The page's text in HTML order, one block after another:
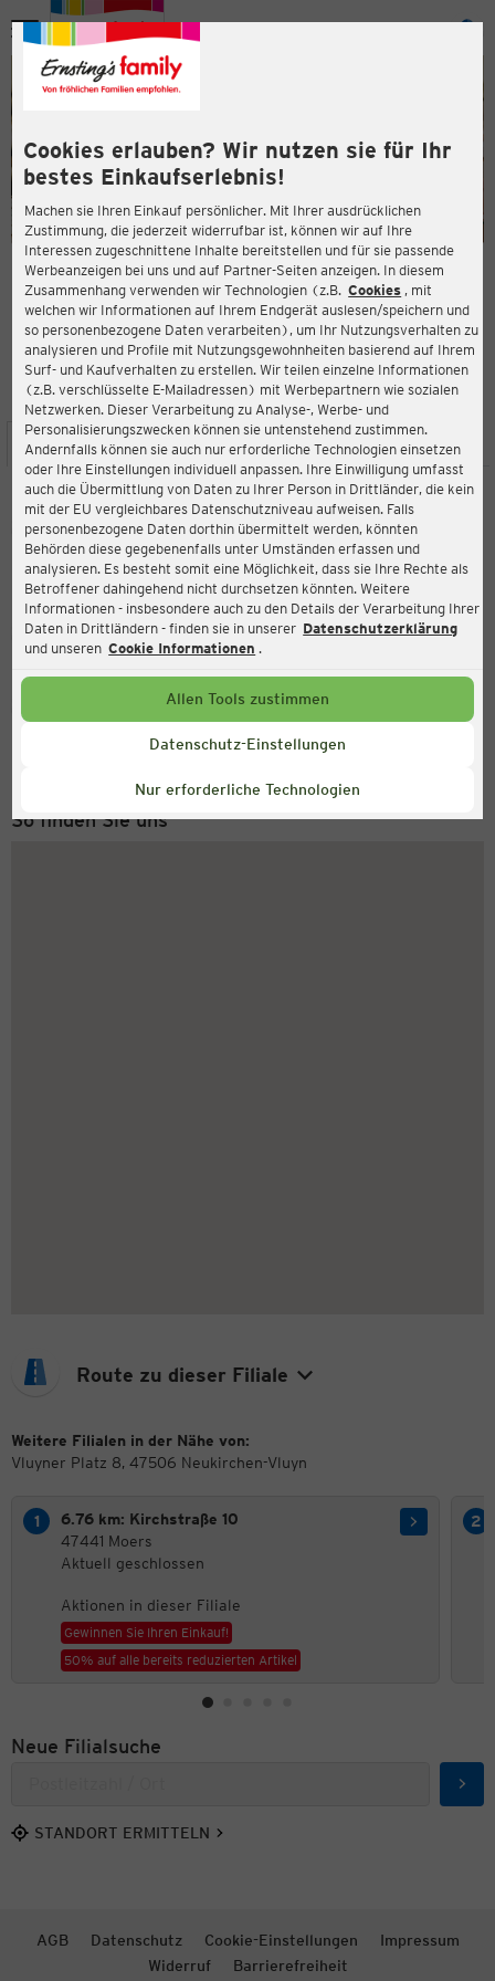
Cookies erlauben? Wir nutzen sie für Ihr
bestes Einkaufserlebnis!
Machen sie Ihren Einkauf persönlicher. Mit Ihrer ausdrücklichen
Zustimmung, die jederzeit widerrufbar ist, können wir auf Ihre
Interessen zugeschnittene Inhalte bereitstellen und für sie passende
Werbeanzeigen bei uns und auf Partner-Seiten anzeigen. In diesem
Zusammenhang verwenden wir Technologien (z.B. Cookies , mit
welchen wir Informationen auf Ihrem Endgerät auslesen/speichern und
so personenbezogene Daten verarbeiten), um Ihr Nutzungsverhalten zu
analysieren und Profile mit Nutzungsgewohnheiten basierend auf Ihrem
Surf- und Kaufverhalten zu erstellen. Wir teilen einzelne Informationen
(z.B. verschlüsselte E-Mailadressen) mit Werbepartnern wie sozialen
Netzwerken. Dieser Verarbeitung zu Analyse-, Werbe- und
Personalisierungszwecken können sie untenstehend zustimmen.
Andernfalls können sie auch nur erforderliche Technologien einsetzen
oder Ihre Einstellungen individuell anpassen. Ihre Einwilligung umfasst
auch die Übermittlung von Daten zu Ihrer Person in Drittländer, die kein
mit der EU vergleichbares Datenschutzniveau aufweisen. Falls
personenbezogene Daten dorthin übermittelt werden, könnten
Behörden diese gegebenenfalls unter Umständen erfassen und
analysieren. Es besteht somit eine Möglichkeit, dass sie Ihre Rechte als
Betroffener dahingehend nicht durchsetzen könnten. Weitere
Informationen - insbesondere auch zu den Details der Verarbeitung Ihrer
Daten in Drittländern - finden sie in unserer Datenschutzerklärung
und unseren Cookie Informationen .
Allen Tools zustimmen
Datenschutz-Einstellungen
Nur erforderliche Technologien
Menü
ERNSTING'S FAMILY FILIALE
Vluyner Platz 8
47506 Neukirchen-Vluyn
4,7
Bewertung:
STANDORT SERVICES SORTIMENT AKTIONEN
Ernsting's family
Vluyner Platz 8, 47506 Neukirchen-Vluyn
Aktuell:
Geschlossen
Service Hotline
+49 (0) 2546 / 98 999 98
So finden Sie uns
Route zu dieser Filiale
Weitere Filialen in der Nähe von:
Vluyner Platz 8, 47506 Neukirchen-Vluyn
6.76 km: Kirchstraße 10
47441 Moers
Aktuell geschlossen
Aktionen in dieser Filiale
Gewinnen Sie Ihren Einkauf!
50% auf alle bereits reduzierten Artikel
Neue Filialsuche
STANDORT ERMITTELN
AGB Datenschutz Cookie-Einstellungen
Impressum
Widerruf
Barrierefreiheit